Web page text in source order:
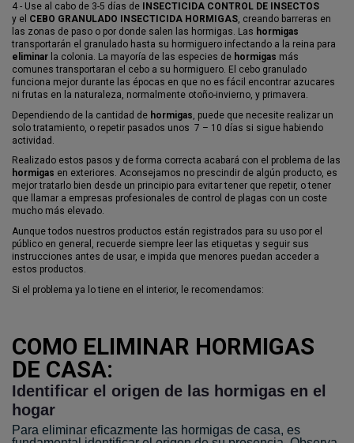
4 - Use al cabo de 3-5 días de
INSECTICIDA CONTROL DE INSECTOS
y el CEBO GRANULADO INSECTICIDA HORMIGAS, creando barreras en
las zonas de paso o por donde salen las hormigas. Las hormigas
transportarán el granulado hasta su hormiguero infectando a la reina para
eliminar la colonia. La mayoría de las especies de hormigas más
comunes transportaran el cebo a su hormiguero. El cebo granulado
funciona mejor durante las épocas en que no es fácil encontrar azucares
ni frutas en la naturaleza, normalmente otoño-invierno, y primavera.
Dependiendo de la cantidad de hormigas , puede que necesite realizar un
solo tratamiento, o repetir pasados unos 7 – 10 días si sigue habiendo
actividad.
Realizado estos pasos y de forma correcta acabará con el problema de las
hormigas en exteriores. Aconsejamos no prescindir de algún producto, es
mejor tratarlo bien desde un principio para evitar tener que repetir, o tener
que llamar a empresas profesionales de control de plagas con un coste
mucho más elevado.
Aunque todos nuestros productos están registrados para su uso por el
público en general, recuerde siempre leer las etiquetas y seguir sus
instrucciones antes de usar, e impida que menores puedan acceder a
estos productos.
Si el problema ya lo tiene en el interior, le recomendamos:
COMO ELIMINAR HORMIGAS
DE CASA:
Identificar el origen de las hormigas en el
hogar
Para eliminar eficazmente las hormigas de casa, es